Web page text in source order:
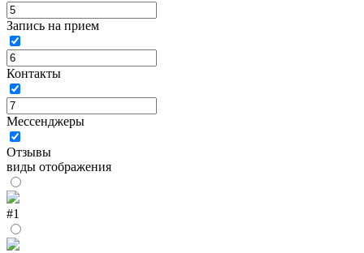
Запись на прием
Контакты
Мессенджеры
Отзывы
виды отображения
#1